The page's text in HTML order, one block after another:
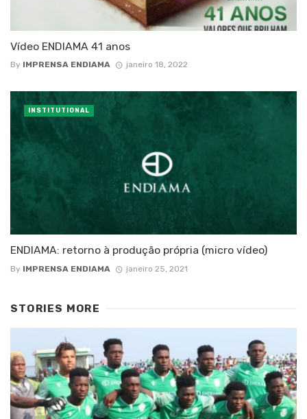
Vídeo ENDIAMA 41 anos
By IMPRENSA ENDIAMA janeiro 18, 2022
ENDIAMA: retorno à produção própria (micro vídeo)
By IMPRENSA ENDIAMA janeiro 25, 2021
INSTITUTIONAL
STORIES MORE